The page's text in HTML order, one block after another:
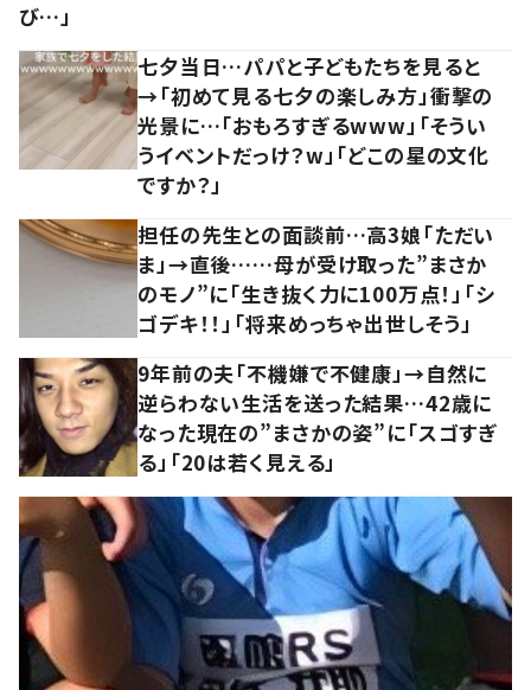
び…」
七夕当日…パパと子どもたちを見ると
→「初めて見る七夕の楽しみ方」衝撃の
光景に…「おもろすぎるwww」「そうい
うイベントだっけ？w」「どこの星の文化
ですか？」
担任の先生との面談前…高3娘「ただい
ま」→直後……母が受け取った”まさか
のモノ”に「生き抜く力に100万点！」「シ
ゴデキ！！」「将来めっちゃ出世しそう」
9年前の夫「不機嫌で不健康」→自然に
逆らわない生活を送った結果…42歳に
なった現在の”まさかの姿”に「スゴすぎ
る」「20は若く見える」